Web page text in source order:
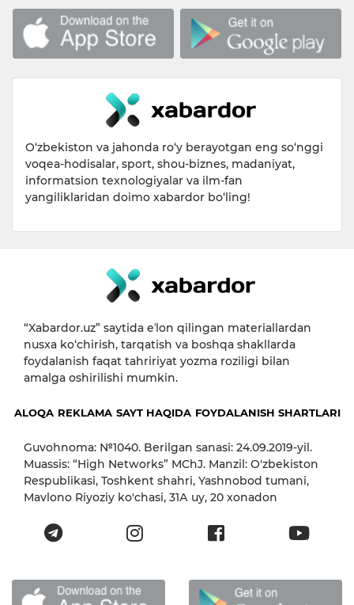
O‘zbekiston va jahonda ro‘y berayotgan eng so‘nggi
voqea-hodisalar, sport, shou-biznes, madaniyat,
informatsion texnologiyalar va ilm-fan
yangiliklaridan doimo xabardor bo‘ling!
“Xabardor.uz” saytida eʼlon qilingan materiallardan
nusxa ko‘chirish, tarqatish va boshqa shakllarda
foydalanish faqat tahririyat yozma roziligi bilan
amalga oshirilishi mumkin.
ALOQA REKLAMA SAYT HAQIDA FOYDALANISH SHARTLARI
Guvohnoma: №1040. Berilgan sanasi: 24.09.2019-yil.
Muassis: “High Networks” MChJ. Manzil: O'zbekiston
Respublikasi, Toshkent shahri, Yashnobod tumani,
Mavlono Riyoziy ko'chasi, 31А uy, 20 xonadon